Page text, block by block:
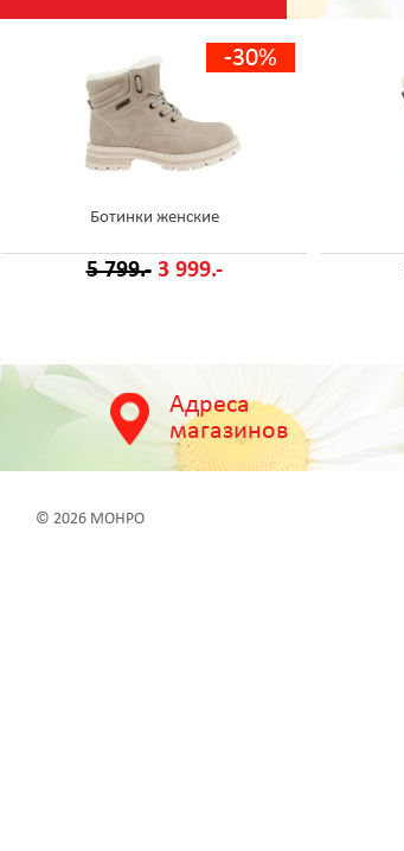
-30%
Ботинки женские
5 799.- 3 999.-
Адреса
магазинов
© 2026 МОНРО